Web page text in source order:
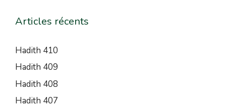
Articles récents
Hadith 410
Hadith 409
Hadith 408
Hadith 407